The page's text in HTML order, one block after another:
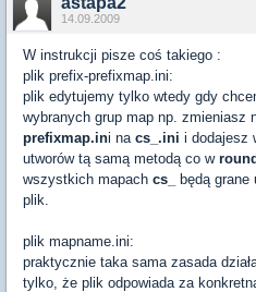
14.09.2009
W instrukcji pisze coś takiego :
plik prefix-prefixmap.ini:
plik edytujemy tylko wtedy gdy
wybranych grup map np. zmieniasz
prefixmap.ini na cs_.ini i dodajesz
utworów tą samą metodą co w
wszystkich mapach cs_
będą
plik.
plik mapname.ini:
praktycznie taka sama zasada
tylko, że plik odpowiada za